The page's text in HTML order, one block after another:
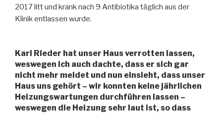
2017 litt und krank nach 9 Antibiotika täglich aus der
Klinik entlassen wurde.
Karl Rieder hat unser Haus verrotten lassen,
weswegen ich auch dachte, dass er sich gar
nicht mehr meldet und nun einsieht, dass unser
Haus uns gehört – wir konnten keine jährlichen
Heizungswartungen durchführen lassen –
weswegen die Heizung sehr laut ist, so dass